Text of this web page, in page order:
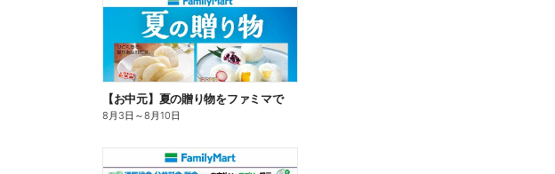
【お中元】夏の贈り物をファミマで
8月3日 ～8月10日